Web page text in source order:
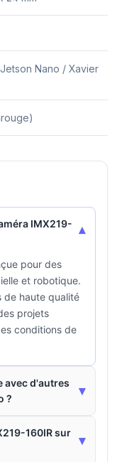
Nano / Xavier
IMX219-
▾
pour des
et robotique.
de haute qualité
projets
conditions de
avec d'autres
?
▾
160IR sur
▾